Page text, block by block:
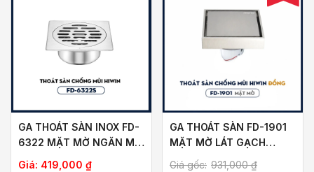
GA THOÁT SÀN INOX FD-
6322 MẶT MỜ NGĂN MÙI
THOÁT NHANH
Giá: 419,000 ₫
GA THOÁT SÀN FD-1901
MẶT MỜ LÁT GẠCH
THOÁT NƯỚC NHANH
Giá gốc: 931,000₫